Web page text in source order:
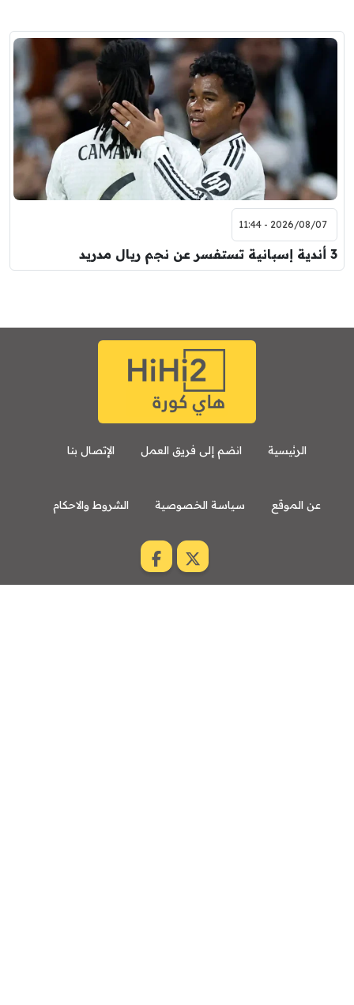
2026/08/07 - 11:44
3 أندية إسبانية تستفسر عن نجم ريال مدريد
الرئيسية انضم إلى فريق العمل الإتصال بنا
عن الموقع سياسة الخصوصية الشروط والاحكام